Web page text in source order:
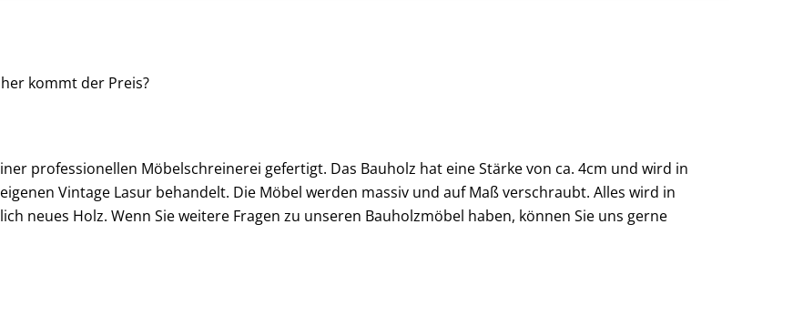
kommt der Preis?
professionellen Möbelschreinerei gefertigt. Das Bauholz hat eine Stärke von ca. 4cm und wird in
Vintage Lasur behandelt. Die Möbel werden massiv und auf Maß verschraubt. Alles wird in
neues Holz. Wenn Sie weitere Fragen zu unseren Bauholzmöbel haben, können Sie uns gerne